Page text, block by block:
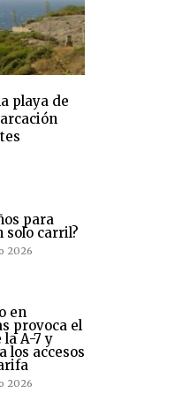
playa de
para
solo carril?
2026
en
provoca el
la A-7 y
los accesos
2026